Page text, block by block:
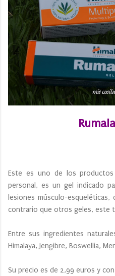
Este es uno de los
personal, es un gel indicado
lesiones músculo-
contrario que otros geles, este
Entre sus ingredientes
Himalaya, Jengibre, Boswellia,
Su precio es de 2,99 euros y